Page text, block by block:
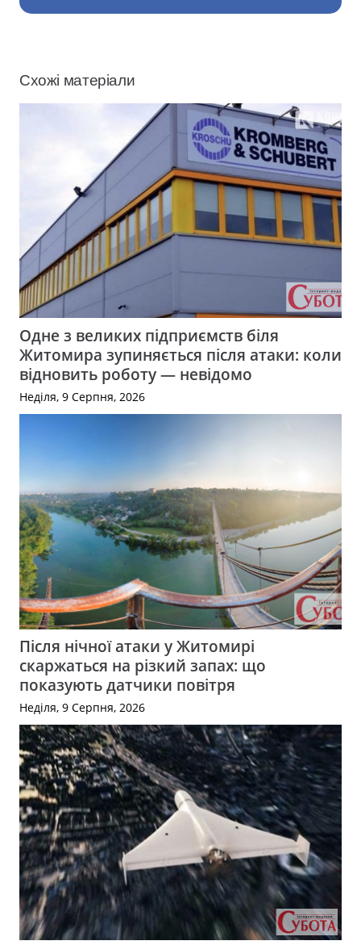
Схожі матеріали
Одне з великих підприємств біля
Житомира зупиняється після атаки: коли
відновить роботу — невідомо
Неділя, 9 Серпня, 2026
Після нічної атаки у Житомирі
скаржаться на різкий запах: що
показують датчики повітря
Неділя, 9 Серпня, 2026